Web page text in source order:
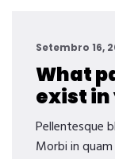
Setembro 16,
What
exist in
Pellentesque
Morbi in